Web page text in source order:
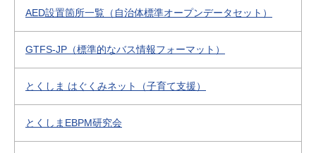
AED設置箇所一覧（自治体標準オープンデータセット）
GTFS-JP（標準的なバス情報フォーマット）
とくしま はぐくみネット（子育て支援）
とくしまEBPM研究会